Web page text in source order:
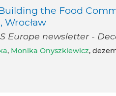
the Food
Wrocław
Europe newsletter -
, Monika Onyszkiewicz,